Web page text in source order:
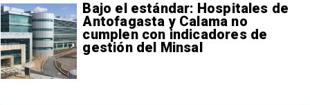
Bajo el estándar: Hospitales de
Antofagasta y Calama no
cumplen con indicadores de
gestión del Minsal